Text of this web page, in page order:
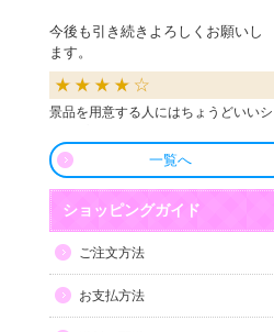
今後も引き続きよろしくお願いし
ます。
景品を用意する人にはちょうどいいシ
良かったです
商品も直ぐに届き、一つづづ丁寧に梱
まりのビンゴで利用しましたが、みん
な喜んでもらえました。
一覧へ
ショッピングガイド
ご注文方法
お支払方法